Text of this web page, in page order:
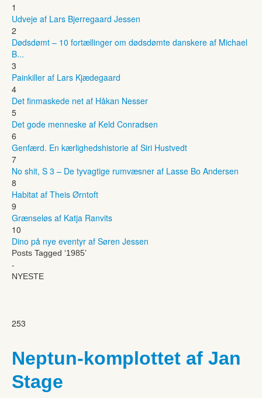
1
Udveje af Lars Bjerregaard Jessen
2
Dødsdømt – 10 fortællinger om dødsdømte danskere af Michael
B...
3
Painkiller af Lars Kjædegaard
4
Det finmaskede net af Håkan Nesser
5
Det gode menneske af Keld Conradsen
6
Genfærd. En kærlighedshistorie af Siri Hustvedt
7
No shit, S 3 – De tyvagtige rumvæsner af Lasse Bo Andersen
8
Habitat af Theis Ørntoft
9
Grænseløs af Katja Ranvits
10
Dino på nye eventyr af Søren Jessen
Posts Tagged ‘1985’
-
NYESTE
253
Neptun-komplottet af Jan
Stage